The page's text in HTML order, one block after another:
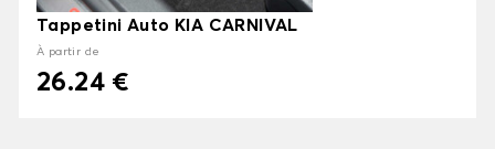
Tappetini Auto KIA CARNIVAL
À partir de
26.24 €